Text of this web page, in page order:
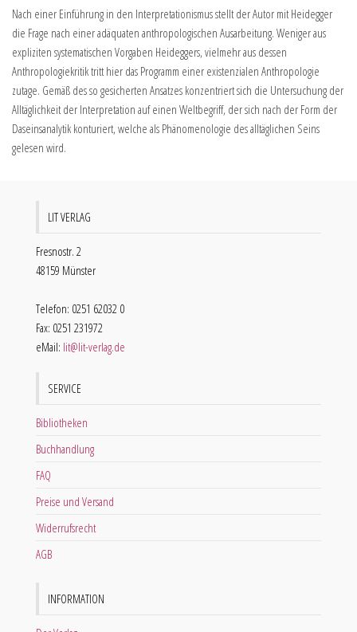
Nach einer Einführung in den Interpretationismus stellt der Autor mit Heidegger
die Frage nach einer adäquaten anthropologischen Ausarbeitung. Weniger aus
expliziten systematischen Vorgaben Heideggers, vielmehr aus dessen
Anthropologiekritik tritt hier das Programm einer existenzialen Anthropologie
zutage. Gemäß des so gesicherten Ansatzes konzentriert sich die Untersuchung der
Alltäglichkeit der Interpretation auf einen Weltbegriff, der sich nach der Form der
Daseinsanalytik konturiert, welche als Phänomenologie des alltäglichen Seins
gelesen wird.
LIT VERLAG
Fresnostr. 2
48159 Münster
Telefon: 0251 62032 0
Fax: 0251 231972
eMail: lit@lit-verlag.de
SERVICE
Bibliotheken
Buchhandlung
FAQ
Preise und Versand
Widerrufsrecht
AGB
INFORMATION